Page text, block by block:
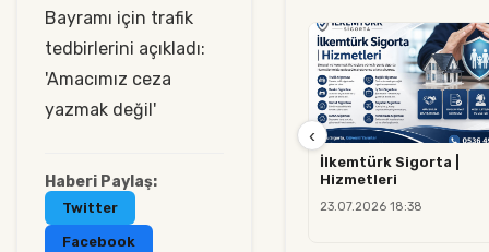
Bayramı için trafik
tedbirlerini açıkladı:
'Amacımız ceza
yazmak değil'
Haberi Paylaş:
Twitter
Facebook
İlkemtürk Sigorta |
Hizmetleri
23.07.2026 18:38
‹